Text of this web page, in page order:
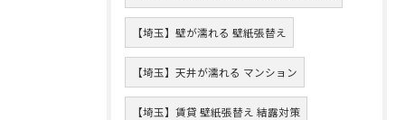
【埼玉】壁が濡れる 壁紙張替え
【埼玉】天井が濡れる マンション
【埼玉】賃貸 壁紙張替え 結露対策